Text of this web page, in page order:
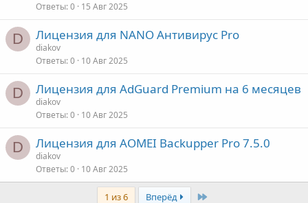
Ответы 0 15 Авг 2025
D Лицензия для NANO Антивирус Pro
diakov
Ответы 0 10 Авг 2025
D Лицензия для AdGuard Premium на 6 месяцев
diakov
Ответы 0 10 Авг 2025
D Лицензия для AOMEI Backupper Pro 7.5.0
diakov
Ответы 0 10 Авг 2025
1 из 6 Вперёд Last